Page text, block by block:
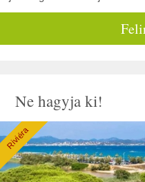
Ne hagyja ki!
Riviéra